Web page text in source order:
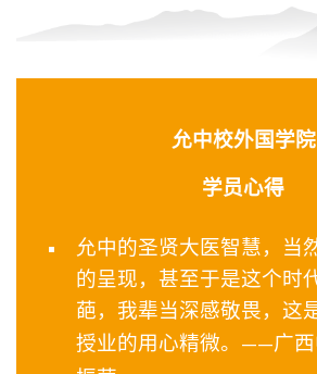
允中校外国学院
学员心得
允中的圣贤大医智慧，当
的呈现，甚至于是这个时
葩，我辈当深感敬畏，这
授业的用心精微。 ——广西